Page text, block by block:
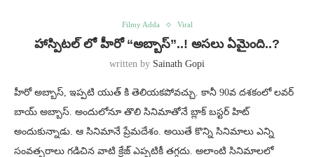
Filmy Adda Viral
హాస్పిటల్ లో హీరో “అబ్బాస్”..! అసలు ఏమైంది..?
written by Sainath Gopi
హీరో అబ్బాస్, ఇప్పటి యుత్ కి తెలియకపోవచ్చు. కానీ 90వ దశకంలో లవర్
బాయ్ అబ్బాస్. అందులోనూ తొలి సినిమాతోనే బ్లాక్ బస్టర్ హిట్
అందుకున్నాడు. ఆ సినిమానే ప్రేమదేశం. అయితే కొన్ని సినిమాలు ఎన్ని
సంవత్సరాలు గడిచిన వాటి క్రేజ్‌ ఎప్పటికీ తగ్గదు. అలాంటి సినిమాలలో